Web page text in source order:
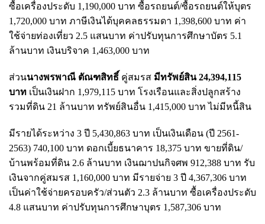
ซื้อเครื่องประดับ 1,190,000 บาท ซื้อรถยนต์/ซื้อรถยนต์ให้บุตร
1,720,000 บาท ภาษีเงินได้บุคคลธรรมดา 1,398,600 บาท ค่า
ใช้จ่ายท่องเที่ยว 2.5 แสนบาท ค่าปรับทุนการศึกษาบัตร 5.1
ล้านบาท เงินบริจาค 1,463,000 บาท
ส่วนนางพรพาณี ตัณฑสิทธิ์ คู่สมรส มีทรัพย์สิน 24,394,115
บาท เป็นเงินฝาก 1,979,115 บาท โรงเรือนและสิ่งปลูกสร้าง
รวมที่ดิน 21 ล้านบาท ทรัพย์สินอื่น 1,415,000 บาท ไม่มีหนี้สิน
มีรายได้ระหว่าง 3 ปี 5,430,863 บาท เป็นเงินเดือน (ปี 2561-
2563) 740,100 บาท ดอกเบี้ยธนาคาร 18,375 บาท ขายที่ดิน/
บ้านพร้อมที่ดิน 2.6 ล้านบาท เงินฌาปนกิจศพ 912,388 บาท รับ
เงินจากคู่สมรส 1,160,000 บาท มีรายจ่าย 3 ปี 4,367,306 บาท
เป็นค่าใช้จ่ายครอบครัว/ส่วนตัว 2.3 ล้านบาท ซื้อเครื่องประดับ
4.8 แสนบาท ค่าปรับทุนการศึกษาบุตร 1,587,306 บาท